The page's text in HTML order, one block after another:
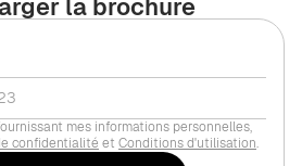
mes informations personnelles,
confidentialité et Conditions d'utilisation.